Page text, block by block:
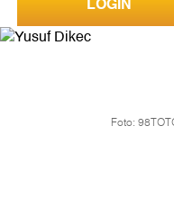
Foto: